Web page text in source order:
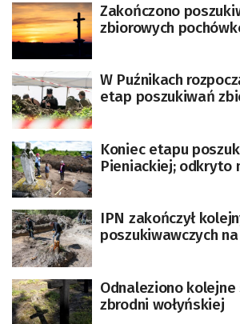
Zakończono
zbiorowych
W Puźnikach
etap poszukiwań
Koniec etapu
Pieniackiej; odkryto
IPN zakończył
poszukiwawczych na
Odnaleziono
zbrodni wołyńskiej